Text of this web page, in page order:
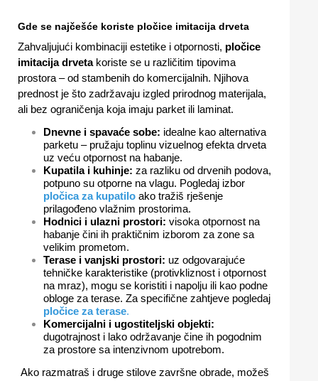
Gde se najčešće koriste pločice imitacija drveta
Zahvaljujući kombinaciji estetike i otpornosti, pločice
imitacija drvetakoriste se u različitim tipovima
prostora – od stambenih do komercijalnih. Njihova
prednost je što zadržavaju izgled prirodnog materijala,
ali bez ograničenja koja imaju parket ili laminat.
Dnevne i spavaće sobe: idealne kao alternativa
parketu – pružaju toplinu vizuelnog efekta drveta
uz veću otpornost na habanje.
Kupatila i kuhinje: za razliku od drvenih podova,
potpuno su otporne na vlagu. Pogledaj izbor
pločica za kupatilo ako tražiš rješenje
prilagođeno vlažnim prostorima.
Hodnici i ulazni prostori: visoka otpornost na
habanje čini ih praktičnim izborom za zone sa
velikim prometom.
Terase i vanjski prostori: uz odgovarajuće
tehničke karakteristike (protivkliznost i otpornost
na mraz), mogu se koristiti i napolju ili kao podne
obloge za terase. Za specifične zahtjeve pogledaj
pločice za terase.
Komercijalni i ugostiteljski objekti:
dugotrajnost i lako održavanje čine ih pogodnim
za prostore sa intenzivnom upotrebom.
Ako razmatraš i druge stilove završne obrade, možeš